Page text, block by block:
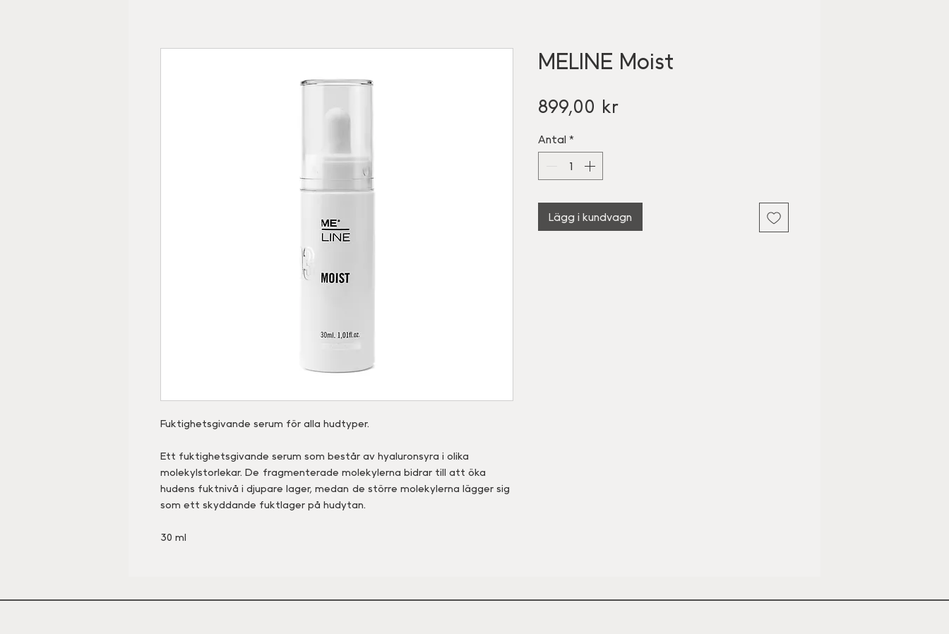
Fuktighetsgivande serum för alla hudtyper.
Ett fuktighetsgivande serum som består av hyaluronsyra i olika
molekylstorlekar. De fragmenterade molekylerna bidrar till att öka
hudens fuktnivå i djupare lager, medan de större molekylerna lägger sig
som ett skyddande fuktlager på hudytan.
30 ml
MELINE Moist
899,00 krPris
Antal *
Lägg i kundvagn